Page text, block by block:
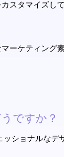
スタマイズして
ーケティング
ですか？
ショナルな